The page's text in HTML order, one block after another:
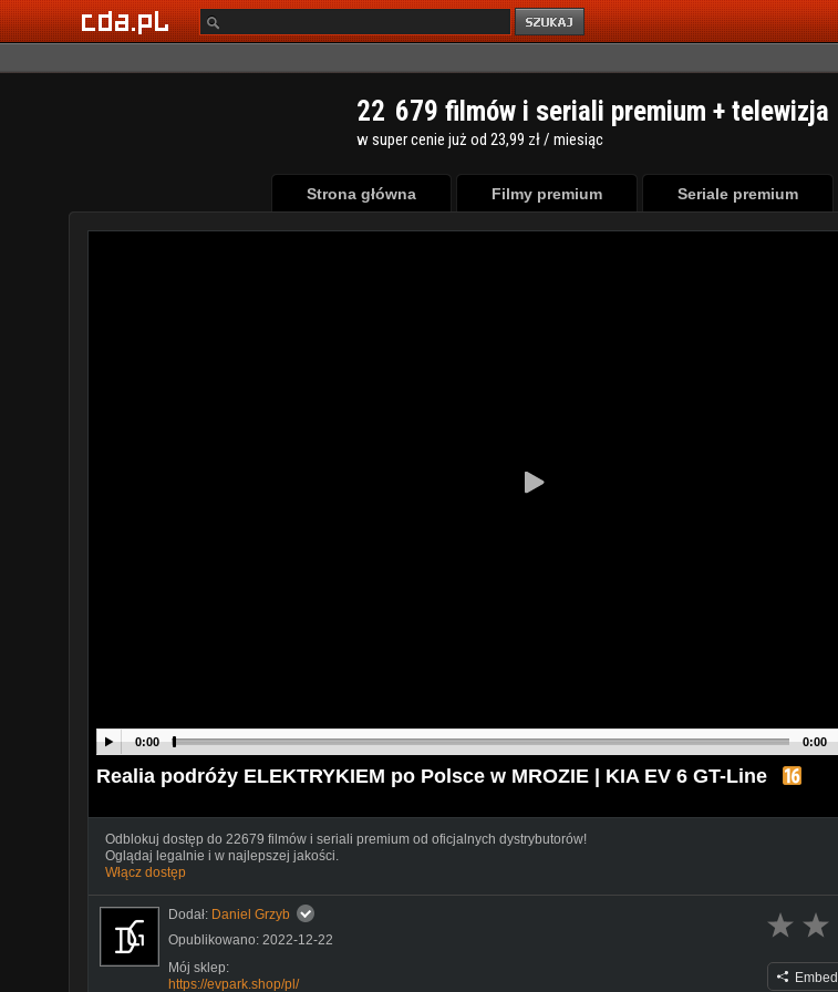
22 679 filmów i seriali premium + telewizja
w super cenie już od 23,99 zł / miesiąc
Strona główna Filmy premium Seriale premium
0:00 0:00
Realia podróży ELEKTRYKIEM po Polsce w MROZIE | KIA EV 6 GT-Line
Odblokuj dostęp do 22679 filmów i seriali premium od oficjalnych dystrybutorów!
Oglądaj legalnie i w najlepszej jakości.
Włącz dostęp
Dodał: Daniel Grzyb
Opublikowano: 2022-12-22
Mój sklep:
https://evpark.shop/pl/
Embed